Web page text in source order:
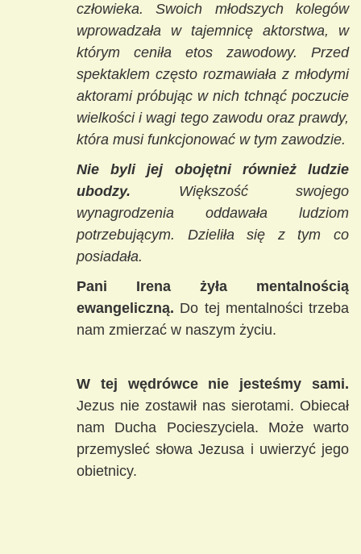
człowieka. Swoich młodszych kolegów
wprowadzała w tajemnicę aktorstwa, w
którym ceniła etos zawodowy. Przed
spektaklem często rozmawiała z młodymi
aktorami próbując w nich tchnąć poczucie
wielkości i wagi tego zawodu oraz prawdy,
która musi funkcjonować w tym zawodzie.
Nie byli jej obojętni również ludzie
ubodzy. Większość swojego
wynagrodzenia oddawała ludziom
potrzebującym. Dzieliła się z tym co
posiadała.
Pani Irena żyła mentalnością
ewangeliczną. Do tej mentalności trzeba
nam zmierzać w naszym życiu.
W tej wędrówce nie jesteśmy sami.
Jezus nie zostawił nas sierotami. Obiecał
nam Ducha Pocieszyciela. Może warto
przemysleć słowa Jezusa i uwierzyć jego
obietnicy.